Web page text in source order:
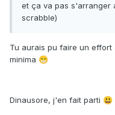
et ça va pas s'arranger
scrabble)
Tu aurais pu faire un
minima 😁
Dinausore, j'en fait parti 😃